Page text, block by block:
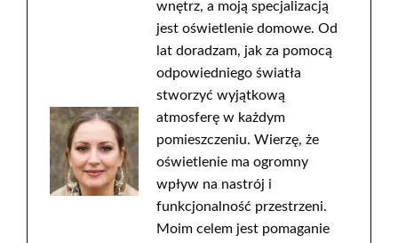
wnętrz, a moją specjalizacją
jest oświetlenie domowe. Od
lat doradzam, jak za pomocą
odpowiedniego światła
stworzyć wyjątkową
atmosferę w każdym
pomieszczeniu. Wierzę, że
oświetlenie ma ogromny
wpływ na nastrój i
funkcjonalność przestrzeni.
Moim celem jest pomaganie